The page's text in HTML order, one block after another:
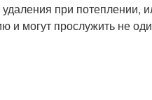
при потеплении,
и могут прослужить не